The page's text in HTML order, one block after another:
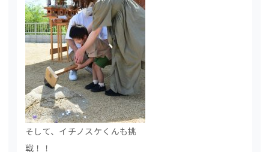
そして、イチノスケくんも挑
戦！！